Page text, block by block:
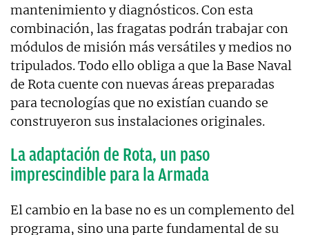
mantenimiento y diagnósticos. Con esta
combinación, las fragatas podrán trabajar con
módulos de misión más versátiles y medios no
tripulados. Todo ello obliga a que la Base Naval
de Rota cuente con nuevas áreas preparadas
para tecnologías que no existían cuando se
construyeron sus instalaciones originales.
La adaptación de Rota, un paso
imprescindible para la Armada
El cambio en la base no es un complemento del
programa, sino una parte fundamental de su